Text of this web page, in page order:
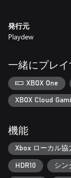
🧠 独創的なパズル
👯‍♂️ ソロ or 協力 –
🎨 不思議な世界 –
🎵 雰囲気ある音
🔍 秘密と収集 – 隠
🧩 すべて違うパズ
🌱 ストレスフリー
もう
発行元
Playdew
一緒にプレイ
XBOX One
XBOX Cloud
機能
Xbox ローカル協
HDR10 シン